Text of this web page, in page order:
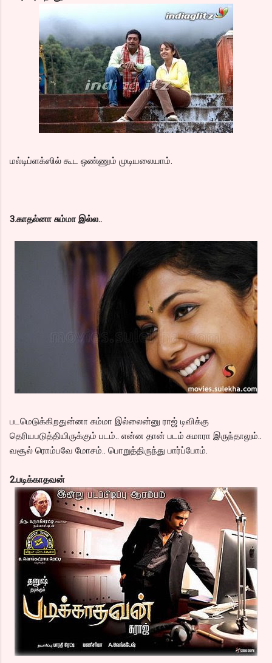
மல்டிப்ளக்ஸில் கூட ஒண்ணும் முடியலையாம்.
3.காதல்னா சும்மா இல்ல..
படமெடுக்கிறதுன்னா சும்மா இல்லைன்னு ராஜ் டிவிக்கு
தெரியபடுத்தியிருக்கும் படம்.. என்ன தான் படம் சுமாரா இருந்தாலும்..
வசூல் ரொம்பவே மோசம்.. பொறுத்திருந்து பார்ப்போம்.
2.படிக்காதவன்